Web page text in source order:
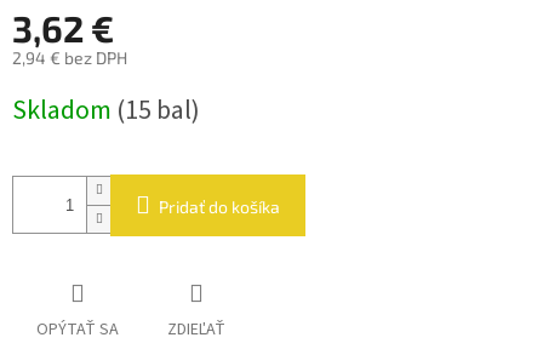
3,62 €
2,94 € bez DPH
cena:
Skladom (15 bal)
Pridať do košíka
OPÝTAŤ SA ZDIEĽAŤ